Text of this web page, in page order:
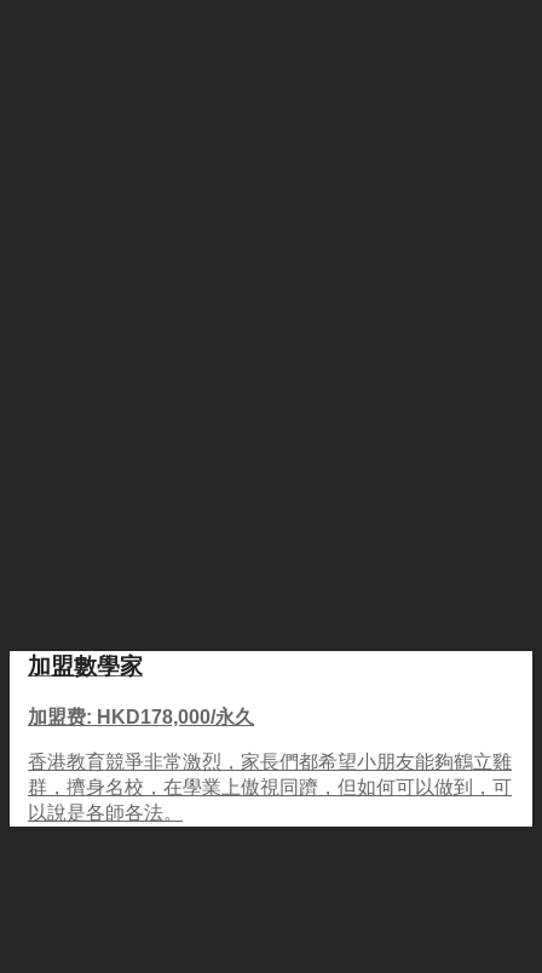
加盟數學家
加盟费: HKD178,000/永久
香港教育競爭非常激烈，家長們都希望小朋友能夠鶴立雞
群，擠身名校，在學業上傲視同躋，但如何可以做到，可
以說是各師各法。